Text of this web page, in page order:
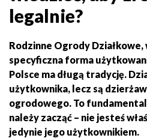
legalnie?
Rodzinne Ogrody Działkowe,
specyficzna forma
Polsce ma długą tradycję.
użytkownika, lecz są
ogrodowego. To
należy zacząć – nie jesteś
jedynie jego użytkownikiem.